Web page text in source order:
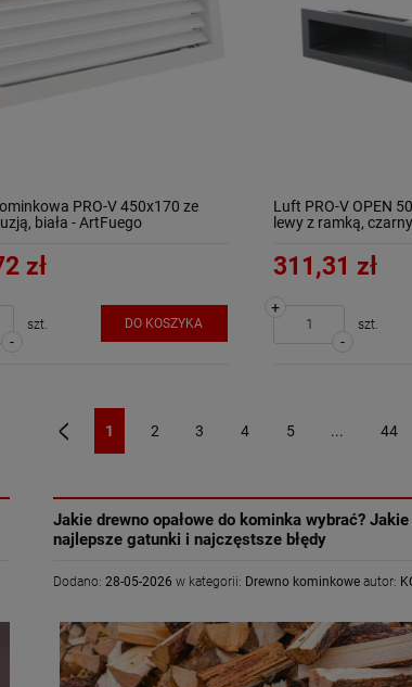
Jakie drewno opałowe do kominka wybrać?
najlepsze gatunki i najczęstsze błędy
Dodano: 28-05-2026 w kategorii: Drewno kominkoweautor:
PRO-V 450x170 ze
biała - ArtFuego
zł
-
szt. DO KOSZYKA
Luft PRO-V OPEN
lewy z ramką,
311,31 zł
-
+
szt.
1 2 3 4 5 ... 44